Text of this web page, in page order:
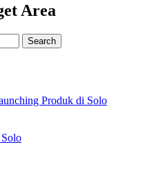
Area
Search
Produk di Solo